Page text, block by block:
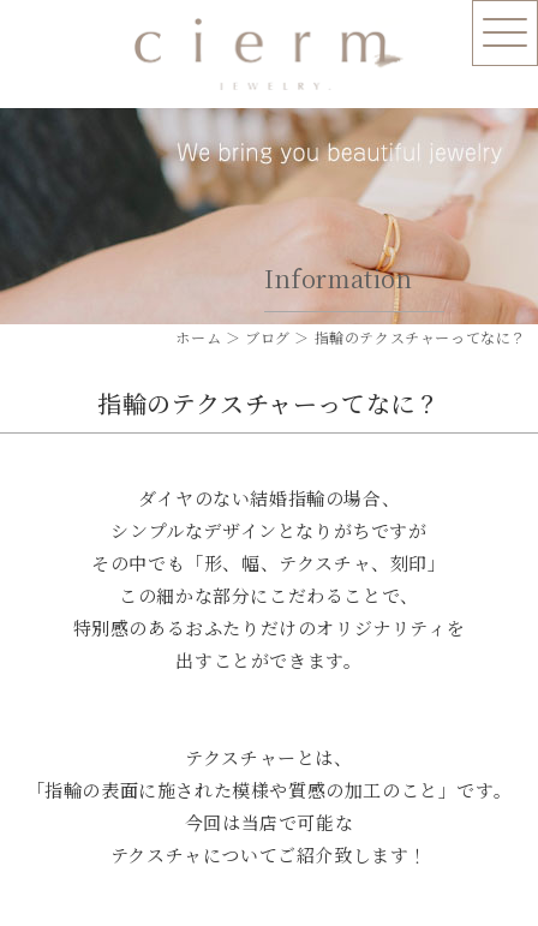
Information
ホーム ＞ ブログ ＞ 指輪のテクスチャーってなに？
指輪のテクスチャーってなに？
ダイヤのない結婚指輪の場合、
シンプルなデザインとなりがちですが
その中でも「形、幅、テクスチャ、刻印」
この細かな部分にこだわることで、
特別感のあるおふたりだけのオリジナリティを
出すことができます。
テクスチャーとは、
「指輪の表面に施された模様や質感の加工のこと」です。
今回は当店で可能な
テクスチャについてご紹介致します！